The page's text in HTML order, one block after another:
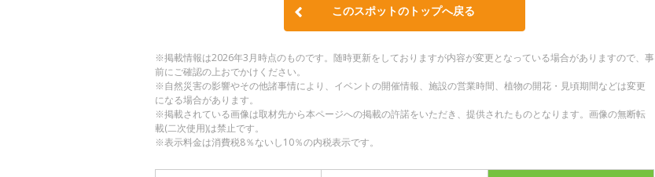
このスポットのトップへ戻る
※掲載情報は2026年3月時点のものです。随時更新をしておりますが内容が変更となっている場合がありますので、事
前にご確認の上おでかけください。
※自然災害の影響やその他諸事情により、イベントの開催情報、施設の営業時間、植物の開花・見頃期間などは変更
になる場合があります。
※掲載されている画像は取材先から本ページへの掲載の許諾をいただき、提供されたものとなります。画像の無断転
載(二次使用)は禁止です。
※表示料金は消費税8％ないし10％の内税表示です。